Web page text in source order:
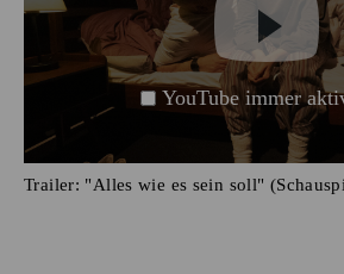
YouTube immer
Trailer: "Alles wie es sein soll"